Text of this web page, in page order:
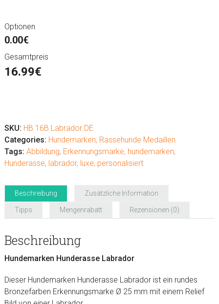
Optionen
0.00€
Gesamtpreis
16.99€
Labrador
Menge
SKU: HB 16B Labrador DE
Categories: Hundemarken, Rassehunde Medaillen
Tags: Abbildung, Erkennungsmarke, hundemarken,
Hunderasse, labrador, luxe, personalisiert
Beschreibung Zusätzliche Information
Tipps Mengenrabatt Rezensionen (0)
Beschreibung
Hundemarken Hunderasse Labrador
Dieser Hundemarken Hunderasse Labrador ist ein rundes
Bronzefarben Erkennungsmarke Ø 25 mm mit einem Relief